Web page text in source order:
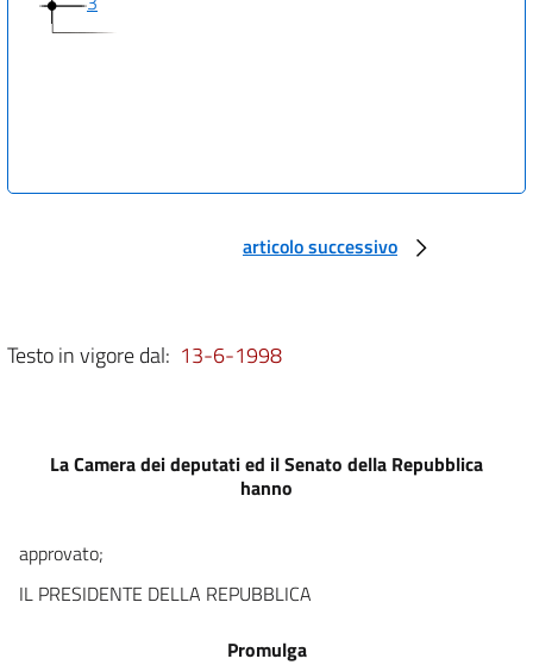
articolo successivo
Testo in vigore dal: 13-6-1998
La Camera dei deputati ed il Senato della Repubblica
hanno
approvato;
IL PRESIDENTE DELLA REPUBBLICA
Promulga